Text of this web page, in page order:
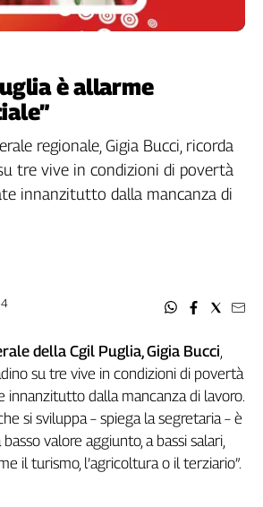
è allarme
regionale, Gigia Bucci, ricorda
tre vive in condizioni di povertà
innanzitutto dalla mancanza di
della Cgil Puglia, Gigia Bucci,
su tre vive in condizioni di povertà
innanzitutto dalla mancanza di lavoro.
si sviluppa – spiega la segretaria – è
valore aggiunto, a bassi salari,
il turismo, l’agricoltura o il terziario”.